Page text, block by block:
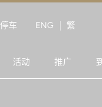
停车 ENG 繁
活动 推广